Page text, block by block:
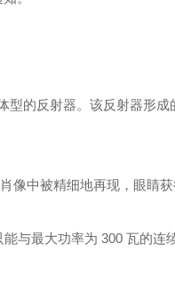
型的反射器。该反射器形
像中被精细地再现，眼睛
与最大功率为 300 瓦的连